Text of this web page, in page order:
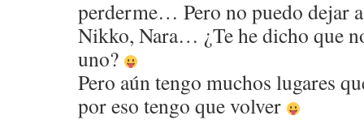
perderme… Pero no puedo dejar
Nikko, Nara… ¿Te he dicho que
uno?
Pero aún tengo muchos lugares
por eso tengo que volver